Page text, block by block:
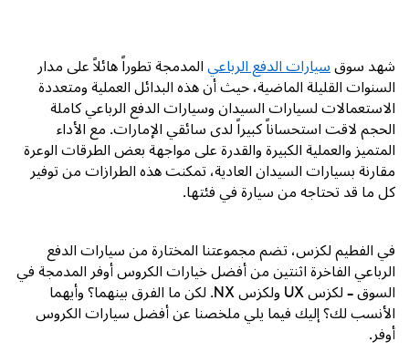
شهد سوقسيارات الدفع الرباعيالمدمجة تطوراً هائلاً على مدار
السنوات القليلة الماضية، حيث أن هذه البدائل العملية ومتعددة
الاستعمالات لسيارات السيدان وسيارات الدفع الرباعي كاملة
الحجم لاقت استحساناً كبيراً لدى سائقي الإمارات. مع الأداء
المتميز والعملية الكبيرة والقدرة على مواجهة بعض الطرقات الوعرة
مقارنة بسيارات السيدان العادية، تمكنت هذه الطرازات من توفير
كل ما قد تحتاجه من سيارة في فئتها.
في الفطيم لكزس، تضم مجموعتنا المختارة من سيارات الدفع
الرباعي الفاخرة اثنتين من أفضل خيارات الكروس أوفر المدمجة في
السوق – لكزسUXولكزسNX. لكن ما الفرق بينهما؟ وأيهما
الأنسب لك؟ إليك فيما يلي ملخصنا عن أفضل سيارات الكروس
أوفر.